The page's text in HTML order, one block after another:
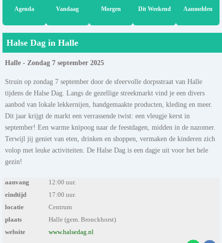
Agenda Vandaag Morgen Dit Weekend Aanmelden
Halse Dag in Halle
Halle - Zondag 7 september 2025
Struin op zondag 7 september door de sfeervolle dorpsstraat van Halle
tijdens de Halse Dag. Langs de gezellige streekmarkt vind je een divers
aanbod van lokale lekkernijen, handgemaakte producten, kleding en meer.
Dit jaar krijgt de markt een verrassende twist: een vleugje kerst in
september! Een warme knipoog naar de feestdagen, midden in de nazomer.
Terwijl jij geniet van eten, drinken en shoppen, vermaken de kinderen zich
volop met leuke activiteiten. De Halse Dag is een dagje uit voor het hele
gezin!
aanvang
12:00 uur.
eindtijd
17:00 uur.
locatie
Centrum
plaats
Halle (gem. Bronckhorst)
website
www.halsedag.nl